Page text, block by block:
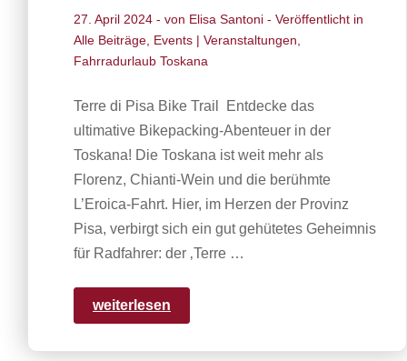
27. April 2024 - von Elisa Santoni - Veröffentlicht in
Alle Beiträge Events | Veranstaltungen
Fahrradurlaub Toskana
Terre di Pisa Bike Trail Entdecke das
ultimative Bikepacking-Abenteuer in der
Toskana! Die Toskana ist weit mehr als
Florenz, Chianti-Wein und die berühmte
L’Eroica-Fahrt. Hier, im Herzen der Provinz
Pisa, verbirgt sich ein gut gehütetes Geheimnis
für Radfahrer: der ‚Terre …
weiterlesen